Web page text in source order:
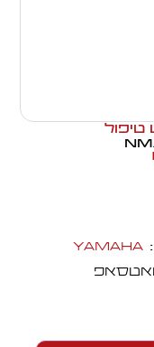
טיפול
Yamaha